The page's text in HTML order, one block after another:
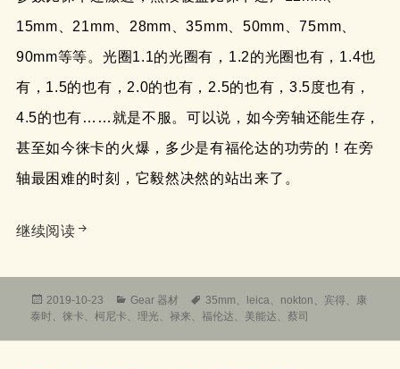
15mm、21mm、28mm、35mm、50mm、75mm、
90mm等等。光圈1.1的光圈有，1.2的光圈也有，1.4也
有，1.5的也有，2.0的也有，2.5的也有，3.5度也有，
4.5的也有……就是不服。可以说，如今旁轴还能生存，
甚至如今徕卡的火爆，多少是有福伦达的功劳的！在旁
轴最困难的时刻，它毅然决然的站出来了。
继续阅读福伦达Voigtlander VM 35mm f/1.4 Nokton
发
布
2019-10-23
分
类
Gear 器材
标
签
35mm 、 leica、 nokton 、 宾得、 康
泰时、徕卡 、柯尼卡 、理光、禄来、福伦达 、 美能达 、蔡司